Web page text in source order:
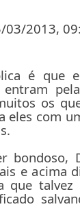
03/2013,
é que
os
eles com
bondoso,
e acima
talvez